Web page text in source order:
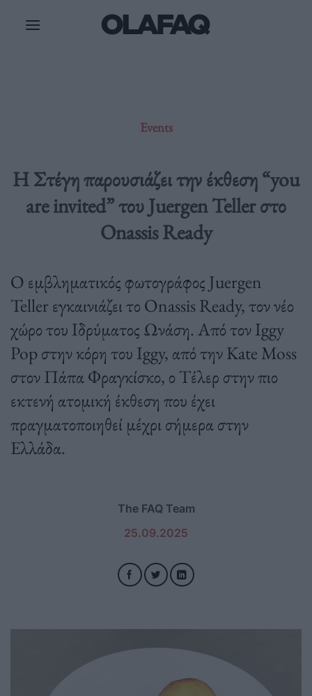
Events
Η Στέγη παρουσιάζει την έκθεση “you
are invited” του Juergen Teller στο
Onassis Ready
Ο εμβληματικός φωτογράφος Juergen
Teller εγκαινιάζει το Onassis Ready, τον νέο
χώρο του Ιδρύματος Ωνάση. Από τον Iggy
Pop στην κόρη του Iggy, από την Kate Moss
στον Πάπα Φραγκίσκο, ο Τέλερ στην πιο
εκτενή ατομική έκθεση που έχει
πραγματοποιηθεί μέχρι σήμερα στην
Ελλάδα.
The FAQ Team
25.09.2025